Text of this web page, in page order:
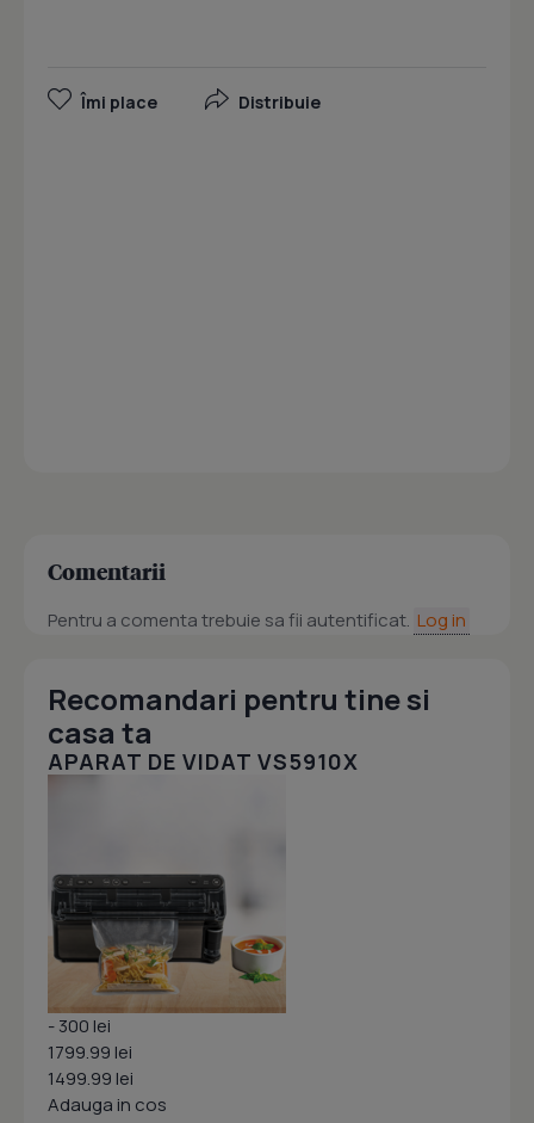
Îmi place Distribuie
Comentarii
Pentru a comenta trebuie sa fii autentificat. Log in
Recomandari pentru tine si
casa ta
APARAT DE VIDAT VS5910X
- 300 lei
1799.99 lei
1499.99 lei
Adauga in cos